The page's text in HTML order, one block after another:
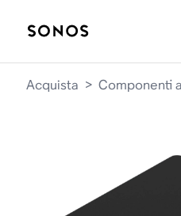
Acquista > Componenti